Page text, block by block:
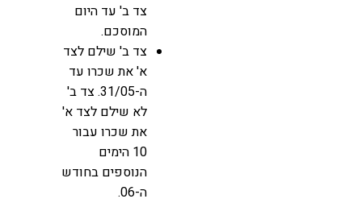
צד ב' עד היום
המוסכם.
צד ב' שילם לצד
א' את שכרו עד
ה-31/05. צד ב'
לא שילם לצד א'
את שכרו עבור
10 הימים
הנוספים בחודש
ה-06.